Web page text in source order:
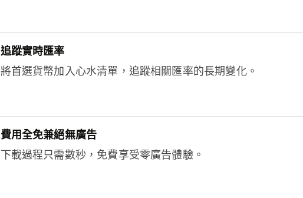
追蹤實時匯率
將首選貨幣加入心水清單，追蹤相關匯率的長期變化。
費用全免兼絕無廣告
下載過程只需數秒，免費享受零廣告體驗。